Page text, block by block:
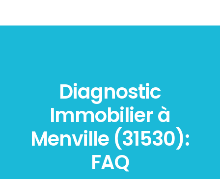
Diagnostic
Immobilier à
Menville (31530):
FAQ